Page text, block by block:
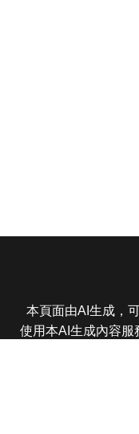
本頁面由AI生成，
使用本AI生成內容服